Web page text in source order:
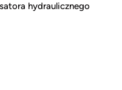
hydraulicznego